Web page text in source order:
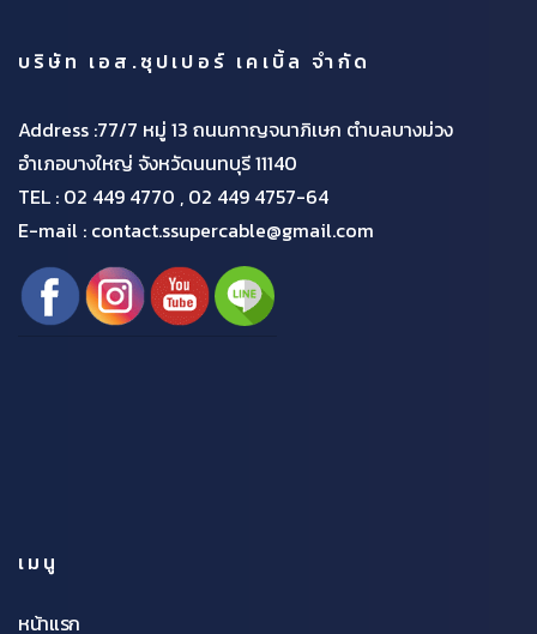
บริษัท เอส.ซุปเปอร์ เคเบิ้ล จำกัด
Address :77/7 หมู่ 13 ถนนกาญจนาภิเษก ตำบลบางม่วง
อำเภอบางใหญ่ จังหวัดนนทบุรี 11140
TEL : 02 449 4770 , 02 449 4757-64
E-mail : contact.ssupercable@gmail.com
เมนู
หน้าแรก